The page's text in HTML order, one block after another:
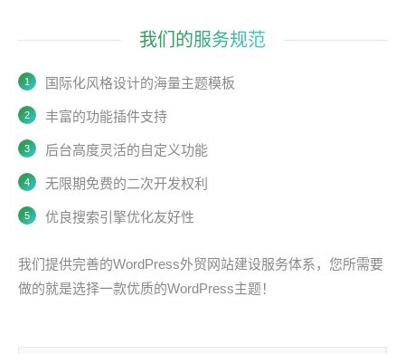
我们的服务规范
国际化风格设计的海量主题模板
丰富的功能插件支持
后台高度灵活的自定义功能
无限期免费的二次开发权利
优良搜索引擎优化友好性
我们提供完善的WordPress外贸网站建设服务体系，您所需要
做的就是选择一款优质的WordPress主题！